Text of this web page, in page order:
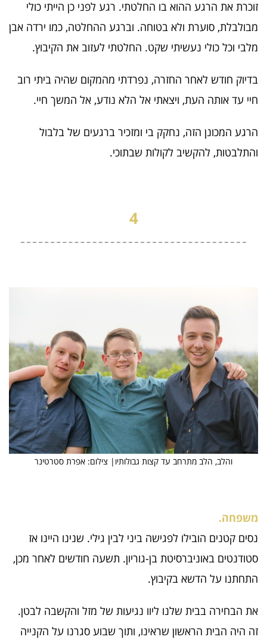
זוכרת את הרגע ההוא בו החלטתי. רגע לפני כן הייתי כולי
מבולבלת, סוערת ולא בטוחה. וברגע ההחלטה, כמו ירדה אבן
מלבי וכל כולי נעשיתי שקט. החלטתי לעזוב את הקיבוץ.
בדיוק חודש לאחר החזרה, נפרדתי מהמקום שהיה ביתי רוב
חיי עד אותה העת, ויצאתי אל הלא נודע, אל המשך חיי.
הרגע המכונן הזה, נחקק בי ומזכיר ברגעים של בלבול
והתלבטות, להקשיב לקולות שבתוכי.
4
והלב, הלב מתרחב עד קצות גבולותיו| צילום: אפרת סטרטינר
משפחה.
נסים קטנים הובילו לפגישה ביני לבין גילי. שנינו היינו אז
סטודנטים באוניברסיטת בן-גוריון. תשעה חודשים לאחר מכן,
התחתנו על הדשא בקיבוץ.
את הבחירה בבית שלנו ליוו נגיעות של מזל והקשבה לבטן.
זה היה הבית הראשון שראינו, ותוך שבוע סגרנו על הקנייה